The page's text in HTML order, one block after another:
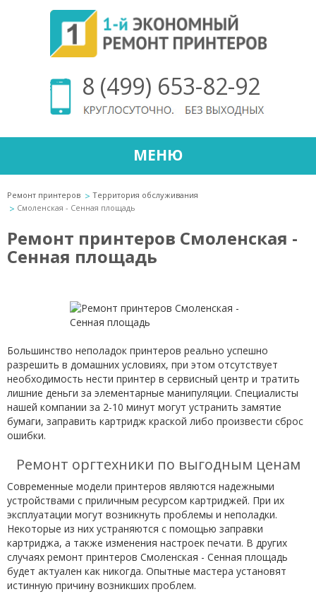
8 (499) 653-82-92
МЕНЮ
Ремонт принтеров
Территория обслуживания
Смоленская - Сенная площадь
Ремонт принтеров Смоленская -
Сенная площадь
Большинство неполадок принтеров реально успешно
разрешить в домашних условиях, при этом отсутствует
необходимость нести принтер в сервисный центр и тратить
лишние деньги за элементарные манипуляции. Специалисты
нашей компании за 2-10 минут могут устранить замятие
бумаги, заправить картридж краской либо произвести сброс
ошибки.
Ремонт оргтехники по выгодным ценам
Современные модели принтеров являются надежными
устройствами с приличным ресурсом картриджей. При их
эксплуатации могут возникнуть проблемы и неполадки.
Некоторые из них устраняются с помощью заправки
картриджа, а также изменения настроек печати. В других
случаях ремонт принтеров Смоленская - Сенная площадь
будет актуален как никогда. Опытные мастера установят
истинную причину возникших проблем.